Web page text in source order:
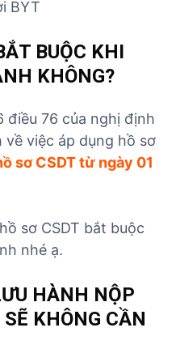
BYT
BUỘC KHI
KHÔNG?
điều 76 của nghị định
việc áp dụng hồ sơ
sơ CSDT từ ngày 01
sơ CSDT bắt buộc
nhé ạ.
HÀNH NỘP
KHÔNG CẦN